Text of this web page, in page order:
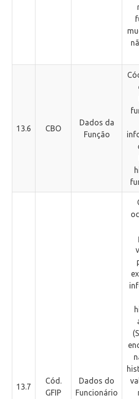
13.6 CBO
Dados da
Função
13.7
Cód.
GFIP
Dados do
Funcionário